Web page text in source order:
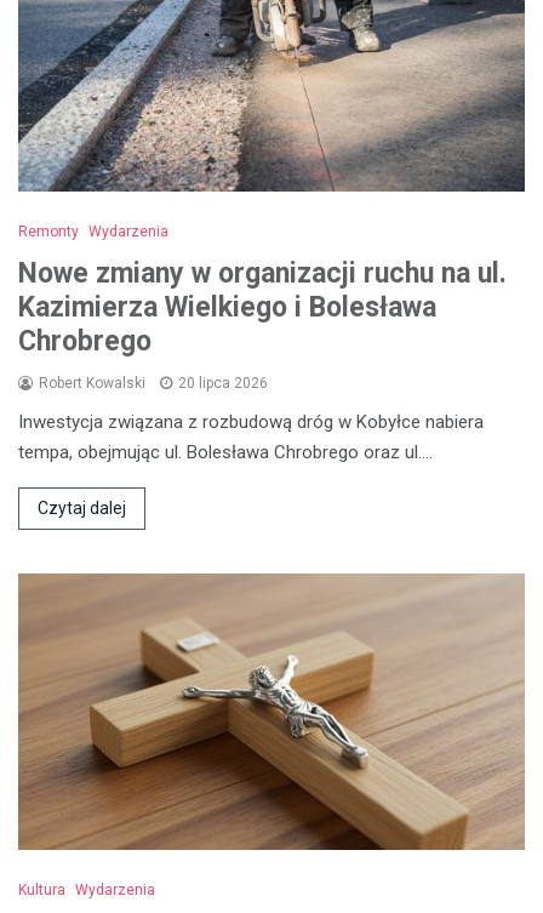
Remonty Wydarzenia
Nowe zmiany w organizacji ruchu na ul.
Kazimierza Wielkiego i Bolesława
Chrobrego
Robert Kowalski 20 lipca 2026
Inwestycja związana z rozbudową dróg w Kobyłce nabiera
tempa, obejmując ul. Bolesława Chrobrego oraz ul.…
Czytaj dalej
Kultura Wydarzenia